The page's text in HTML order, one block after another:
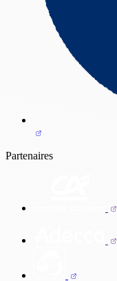
Partenaires